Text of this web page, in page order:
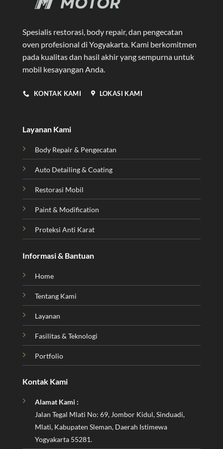
Spesialis restorasi, body repair, dan pengecatan
oven profesional di Yogyakarta . Kami berkomitmen
pada kualitas dan hasil akhir yang sempurna untuk
mobil kesayangan Anda.
KONTAK KAMI LOKASI KAMI
Layanan Kami
Body Repair & Pengecatan
Auto Detailing & Coating
Restorasi Mobil
Paint & Modification
Proteksi Anti Karat
Informasi & Bantuan
Home
Tentang Kami
Layanan
Fasilitas & Teknologi
Portfolio
Kontak Kami
Alamat Kami :
Jalan Tegal Mlati No: 69, Jombor Kidul, Sinduadi,
Mlati, Kabupaten Sleman, Daerah Istimewa
Yogyakarta 55281.